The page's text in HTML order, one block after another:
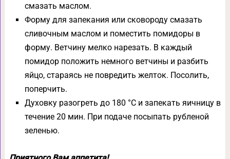
смазать маслом.
Форму для запекания или сковороду смазать
сливочным маслом и поместить помидоры в
форму. Ветчину мелко нарезать. В каждый
помидор положить немного ветчины и разбить
яйцо, стараясь не повредить желток. Посолить,
поперчить.
Духовку разогреть до 180 °С и запекать яичницу в
течение 20 мин. При подаче посыпать рубленой
зеленью.